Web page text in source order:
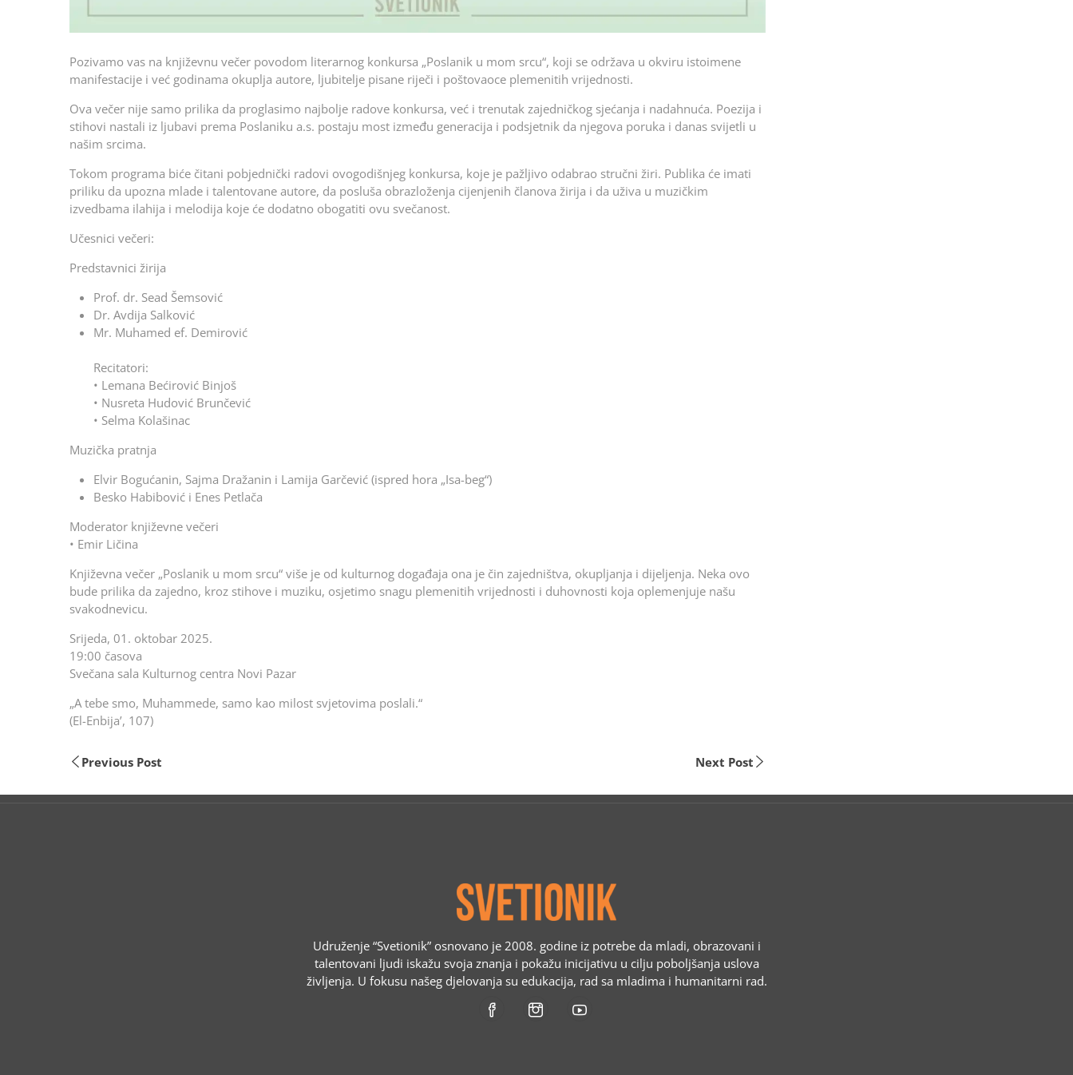
Pozivamo vas na književnu večer povodom literarnog konkursa „Poslanik u mom srcu“, koji se održava u okviru istoimene
manifestacije i već godinama okuplja autore, ljubitelje pisane riječi i poštovaoce plemenitih vrijednosti.
Ova večer nije samo prilika da proglasimo najbolje radove konkursa, već i trenutak zajedničkog sjećanja i nadahnuća. Poezija i
stihovi nastali iz ljubavi prema Poslaniku a.s. postaju most između generacija i podsjetnik da njegova poruka i danas svijetli u
našim srcima.
Tokom programa biće čitani pobjednički radovi ovogodišnjeg konkursa, koje je pažljivo odabrao stručni žiri. Publika će imati
priliku da upozna mlade i talentovane autore, da posluša obrazloženja cijenjenih članova žirija i da uživa u muzičkim
izvedbama ilahija i melodija koje će dodatno obogatiti ovu svečanost.
Učesnici večeri:
Predstavnici žirija
Prof. dr. Sead Šemsović
Dr. Avdija Salković
Mr. Muhamed ef. Demirović
Recitatori:
• Lemana Bećirović Binjoš
• Nusreta Hudović Brunčević
• Selma Kolašinac
Muzička pratnja
Elvir Bogućanin, Sajma Dražanin i Lamija Garčević (ispred hora „Isa-beg“)
Besko Habibović i Enes Petlača
Moderator književne večeri
• Emir Ličina⁠
Književna večer „Poslanik u mom srcu“ više je od kulturnog događaja ona je čin zajedništva, okupljanja i dijeljenja. Neka ovo
bude prilika da zajedno, kroz stihove i muziku, osjetimo snagu plemenitih vrijednosti i duhovnosti koja oplemenjuje našu
svakodnevicu.
Srijeda, 01. oktobar 2025.
19:00 časova
Svečana sala Kulturnog centra Novi Pazar
„A tebe smo, Muhammede, samo kao milost svjetovima poslali.“
(El-Enbija’, 107)
Previous Post Next Post
Udruženje “Svetionik” osnovano je 2008. godine iz potrebe da mladi, obrazovani i
talentovani ljudi iskažu svoja znanja i pokažu inicijativu u cilju poboljšanja uslova
življenja. U fokusu našeg djelovanja su edukacija, rad sa mladima i humanitarni rad.